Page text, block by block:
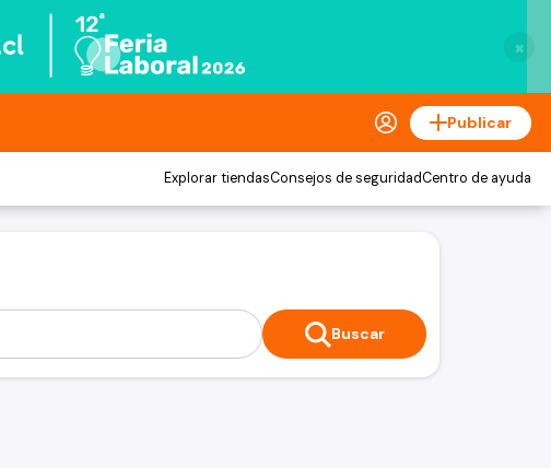
×
Publicar
Explorar tiendasConsejos de seguridadCentro de ayuda
Buscar